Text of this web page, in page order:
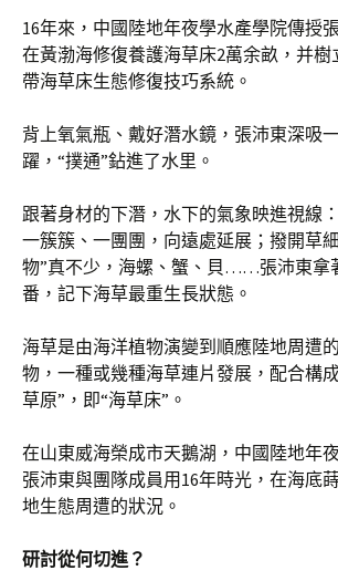
16年來，中國陸地年夜學水產學院傳授
在黃渤海修復養護海草床2萬余畝，并樹
帶海草床生態修復技巧系統。
背上氧氣瓶、戴好潛水鏡，張沛東深吸
躍，“撲通”鉆進了水里。
跟著身材的下潛，水下的氣象映進視線
一簇簇、一團團，向遠處延展；撥開草
物”真不少，海螺、蟹、貝……張沛東拿
番，記下海草最重生長狀態。
海草是由海洋植物演變到順應陸地周遭
物，一種或幾種海草連片發展，配合構
草原”，即“海草床”。
在山東威海榮成市天鵝湖，中國陸地年
張沛東與團隊成員用16年時光，在海底
地生態周遭的狀況。
研討從何切進？